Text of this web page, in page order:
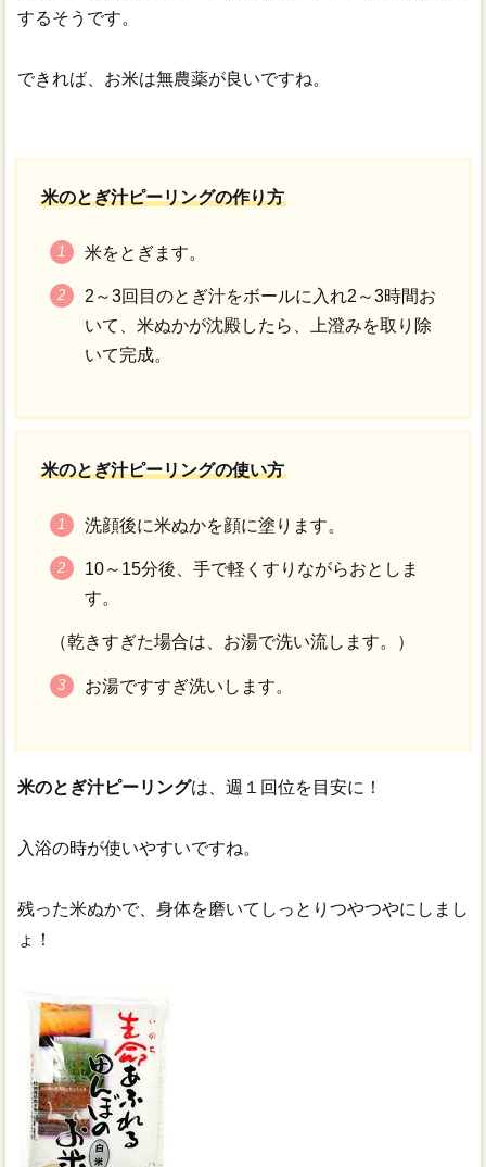
するそうです。
できれば、お米は無農薬が良いですね。
米のとぎ汁ピーリングの作り方
米をとぎます。
2～3回目のとぎ汁をボールに入れ2～3時間お
いて、米ぬかが沈殿したら、上澄みを取り除
いて完成。
米のとぎ汁ピーリングの使い方
洗顔後に米ぬかを顔に塗ります。
10～15分後、手で軽くすりながらおとしま
す。
（乾きすぎた場合は、お湯で洗い流します。）
お湯ですすぎ洗いします。
米のとぎ汁ピーリングは、週１回位を目安に！
入浴の時が使いやすいですね。
残った米ぬかで、身体を磨いてしっとりつやつやにしまし
ょ！